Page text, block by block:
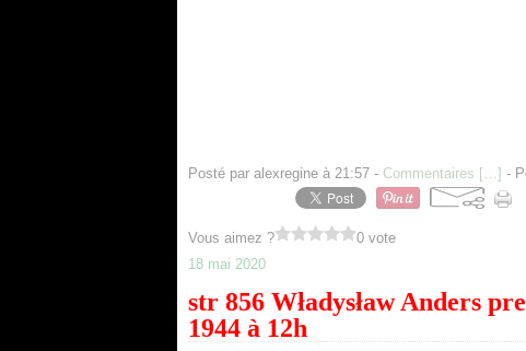
Posté par alexregine à 21:57 - Commentaires […] -
Vous aimez ?
0 vote
18 mai 2020
str 856 Władysław Anders
1944 à 12h